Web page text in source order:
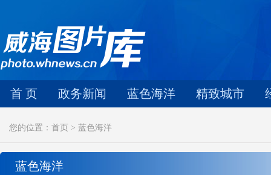
首 页 政务新闻 蓝色海洋 精致城市
您的位置：首页 > 蓝色海洋
蓝色海洋